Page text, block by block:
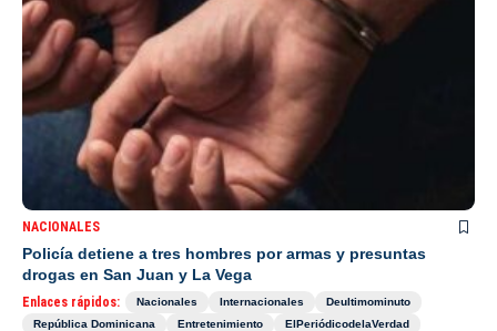
NACIONALES
Policía detiene a tres hombres por armas y presuntas
drogas en San Juan y La Vega
Enlaces rápidos: Nacionales Internacionales
Deultimominuto
República Dominicana
Entretenimiento
ElPeriódicodelaVerdad